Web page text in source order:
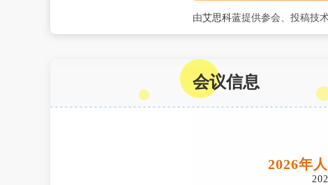
由艾思科蓝提供参会、投稿技术
会议信息
2026年